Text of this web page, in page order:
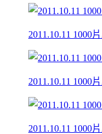
2011.10.11 1000
2011.10.11 1000
2011.10.11 1000